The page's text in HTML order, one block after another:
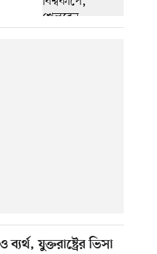
যুক্তরাষ্ট্রের ভিসা